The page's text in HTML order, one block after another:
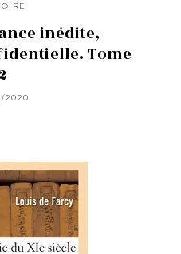
inédite,
Tome
2020